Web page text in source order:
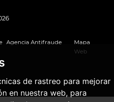
de rastreo para mejorar
en nuestra web, para
Agencia Antifraude
Mapa
Web